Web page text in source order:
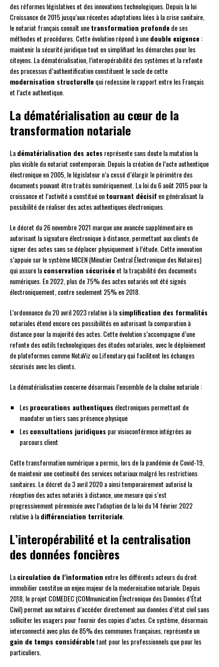
des réformes législatives et des innovations technologiques. Depuis la loi
Croissance de 2015 jusqu’aux récentes adaptations liées à la crise sanitaire,
le notariat français connaît unetransformation profondede ses
méthodes et procédures. Cette évolution répond à unedouble exigence:
maintenir la sécurité juridique tout en simplifiant les démarches pour les
citoyens. La dématérialisation, l’interopérabilité des systèmes et la refonte
des processus d’authentification constituent le socle de cette
modernisation structurellequi redessine le rapport entre les Français
et l’acte authentique.
La dématérialisation au cœur de la
transformation notariale
Ladématérialisation des actes représente sans doute la mutation la
plus visible du notariat contemporain. Depuis la création de l’acte authentique
électronique en 2005, le législateur n’a cessé d’élargir le périmètre des
documents pouvant être traités numériquement. La loi du 6 août 2015 pour la
croissance et l’activité a constitué untournant décisif en généralisant la
possibilité de réaliser des actes authentiques électroniques.
Le décret du 26 novembre 2021 marque une avancée supplémentaire en
autorisant la signature électronique à distance, permettant aux clients de
signer des actes sans se déplacer physiquement à l’étude. Cette innovation
s’appuie sur le système MICEN (Minutier Central Électronique des Notaires)
qui assure laconservation sécuriséeet la traçabilité des documents
numériques. En 2022, plus de 75% des actes notariés ont été signés
électroniquement, contre seulement 25% en 2018.
L’ordonnance du 20 avril 2023 relative à lasimplification des formalités
notariales étend encore ces possibilités en autorisant la comparution à
distance pour la majorité des actes. Cette évolution s’accompagne d’une
refonte des outils technologiques des études notariales, avec le déploiement
de plateformes comme NotaViz ou Lifenotary qui facilitent les échanges
sécurisés avec les clients.
La dématérialisation concerne désormais l’ensemble de la chaîne notariale :
Lesprocurations authentiques électroniques permettant de
mandater un tiers sans présence physique
Lesconsultations juridiques par visioconférence intégrées au
parcours client
Cette transformation numérique a permis, lors de la pandémie de Covid-19,
de maintenir une continuité des services notariaux malgré les restrictions
sanitaires. Le décret du 3 avril 2020 a ainsi temporairement autorisé la
réception des actes notariés à distance, une mesure qui s’est
progressivement pérennisée avec l’adoption de la loi du 14 février 2022
relative à ladifférenciation territoriale
L’interopérabilité et la centralisation
des données foncières
Lacirculation de l’information entre les différents acteurs du droit
immobilier constitue un enjeu majeur de la modernisation notariale. Depuis
2018, le projet COMEDEC (COMmunication Électronique des Données d’État
Civil) permet aux notaires d’accéder directement aux données d’état civil sans
solliciter les usagers pour fournir des copies d’actes. Ce système, désormais
interconnecté avec plus de 85% des communes françaises, représente un
gain de temps considérabletant pour les professionnels que pour les
particuliers.